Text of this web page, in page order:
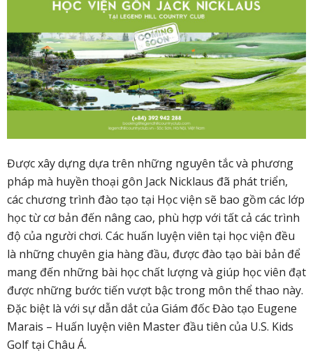
Được xây dựng dựa trên những nguyên tắc và phương
pháp mà huyền thoại gôn Jack Nicklaus đã phát triển,
các chương trình đào tạo tại Học viện sẽ bao gồm các lớp
học từ cơ bản đến nâng cao, phù hợp với tất cả các trình
độ của người chơi. Các huấn luyện viên tại học viện đều
là những chuyên gia hàng đầu, được đào tạo bài bản để
mang đến những bài học chất lượng và giúp học viên đạt
được những bước tiến vượt bậc trong môn thể thao này.
Đặc biệt là với sự dẫn dắt của Giám đốc Đào tạo Eugene
Marais – Huấn luyện viên Master đầu tiên của U.S. Kids
Golf tại Châu Á.